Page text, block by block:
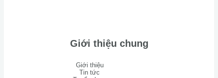
Giới thiệu chung
Giới thiệu
Tin tức